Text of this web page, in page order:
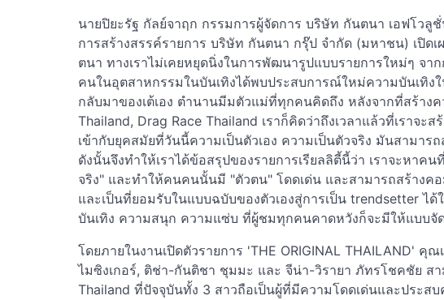
นายปิยะรัฐ กัลย์จาฤก กรรมการผู้จัดการ บริษัท กันตนา เอฟโวลู
การสร้างสรรค์รายการ บริษัท กันตนา กรุ๊ป จำกัด (มหาชน) เปิด
ตนา ทางเราไม่เคยหยุดนิ่งในการพัฒนารูปแบบรายการใหม่ๆ จา
คนในอุตสาหกรรมในบันเทิงได้พบประสบการณ์ใหม่ความบันเทิง
กลับมาของเต้เอง ตำนานมีมตัวแม่ที่ทุกคนคิดถึง หลังจากที่สร้างค
Thailand, Drag Race Thailand เราก็คิดว่าถึงเวลาแล้วที่เราจะส
เข้ากับยุคสมัยที่วันนี้ความเป็นตัวเอง ความเป็นตัวจริง มันสามาร
ดังนั้นจึงทำให้เราได้ข้อสรุปของรายการเรียลลิตี้นี้ว่า เราจะหาค
จริง" และทำให้คนคนนั้นมี "ตัวตน" โดดเด่น และสามารถสร้างค
และเป็นที่ยอมรับในแบบฉบับของตัวเองสู่การเป็น trendsetter ไ
บันเทิง ความสนุก ความแซ่บ ที่ผู้ชมทุกคนคาดหวังก็จะมีให้แบบจั
โดยภายในงานเปิดตัวรายการ 'THE ORIGINAL THAILAND' คุ
ไมซิงเกอร์, ติช่า-กันติชา ชุมมะ และ จีน่า-วิรายา ภัทรโชคชัย ส
Thailand ที่ปัจจุบันทั้ง 3 สาวถือเป็นผู้ที่มีความโดดเด่นและประสบ